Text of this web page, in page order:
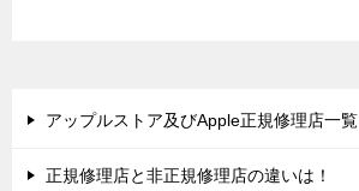
アップルストア及びApple正規修理店一覧
正規修理店と非正規修理店の違いは！